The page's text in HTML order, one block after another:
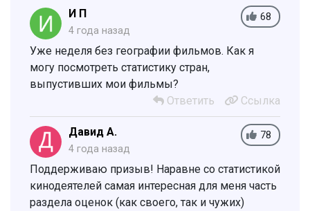
68
И П
4 года назад
Уже неделя без географии фильмов. Как я
могу посмотреть статистику стран,
выпустивших мои фильмы?
Ответить
Ссылка
78
Давид А.
4 года назад
Поддерживаю призыв! Наравне со статистикой
кинодеятелей самая интересная для меня часть
раздела оценок (как своего, так и чужих)